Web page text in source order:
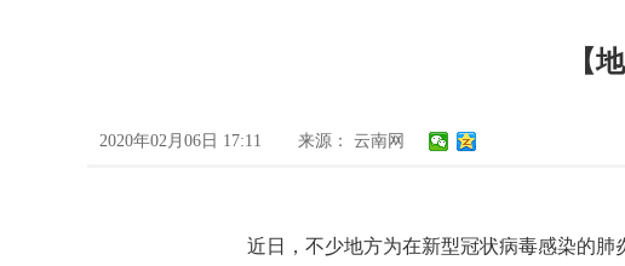
【
2020年02月06日 17:11 来源： 云南网
近日，不少地方为在新型冠状病毒感染的肺